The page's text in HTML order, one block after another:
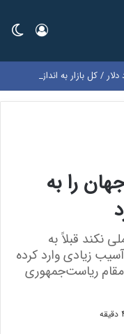
ورود
را به
نکند قبلاً به
زیادی وارد کرده
ریاست‌جمهوری